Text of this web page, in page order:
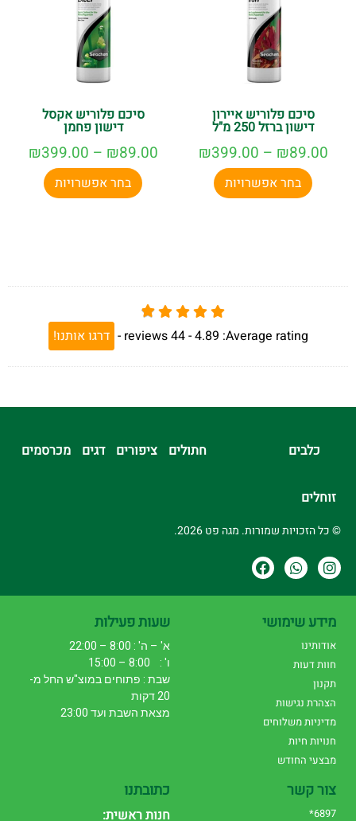
סיכם פלוריש איירון
דישון ברזל 250 מ"ל
₪89.00
–
₪399.00
בחר אפשרויות
סיכם פלוריש אקסל
דישון פחמן
₪89.00
–
₪399.00
בחר אפשרויות
Average rating:
4.89 -
44
reviews
- דרגו אותנו!
כלבים חתולים ציפורים דגים מכרסמים
זוחלים
© כל הזכויות שמורות. מגה פט 2026.
מידע שימושי
אודותינו
חוות דעות
תקנון
הצהרת נגישות
מדיניות משלוחים
חנויות חיות
מבצעי החודש
שעות פעילות
א' – ה' : 8:00 – 22:00
ו' : 8:00 – 15:00
שבת : פתוחים במוצ"ש החל מ-
20 דקות
מצאת השבת ועד 23:00
צור קשר
6897*
כתובתנו
חנות ראשית: